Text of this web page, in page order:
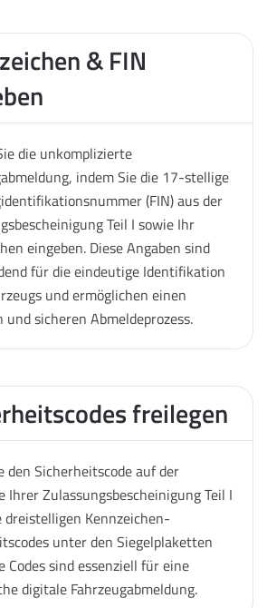
& FIN
die unkomplizierte
indem Sie die 17-stellige
(FIN) aus der
Teil I sowie Ihr
eingeben. Diese Angaben sind
für die eindeutige Identifikation
und ermöglichen einen
und sicheren Abmeldeprozess.
freilegen
den Sicherheitscode auf der
Ihrer Zulassungsbescheinigung Teil I
dreistelligen Kennzeichen-
unter den Siegelplaketten
Codes sind essenziell für eine
digitale Fahrzeugabmeldung.